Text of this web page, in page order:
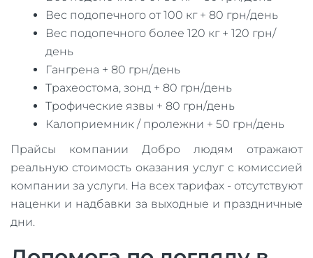
Вес подопечного от 100 кг + 80 грн/день
Вес подопечного более 120 кг + 120 грн/
день
Гангрена + 80 грн/день
Трахеостома, зонд + 80 грн/день
Трофические язвы + 80 грн/день
Калоприемник / пролежни + 50 грн/день
Прайсы компании Добро людям отражают
реальную стоимость оказания услуг с комиссией
компании за услуги. На всех тарифах - отсутствуют
наценки и надбавки за выходные и праздничные
дни.